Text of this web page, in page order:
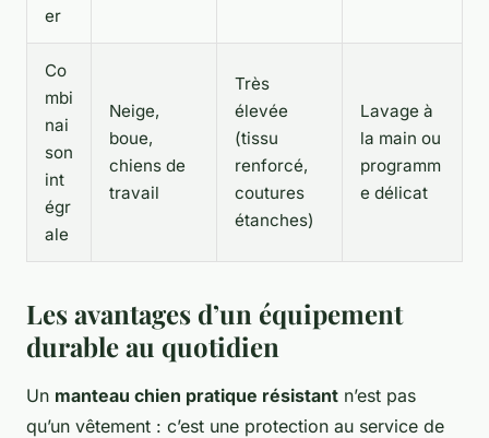
er
Co
mbi
nai
son
int
égr
ale
Neige,
boue,
chiens de
travail
Très
élevée
(tissu
renforcé,
coutures
étanches)
Lavage à
la main ou
programm
e délicat
Les avantages d’un équipement
durable au quotidien
Un manteau chien pratique résistant n’est pas
qu’un vêtement : c’est une protection au service de